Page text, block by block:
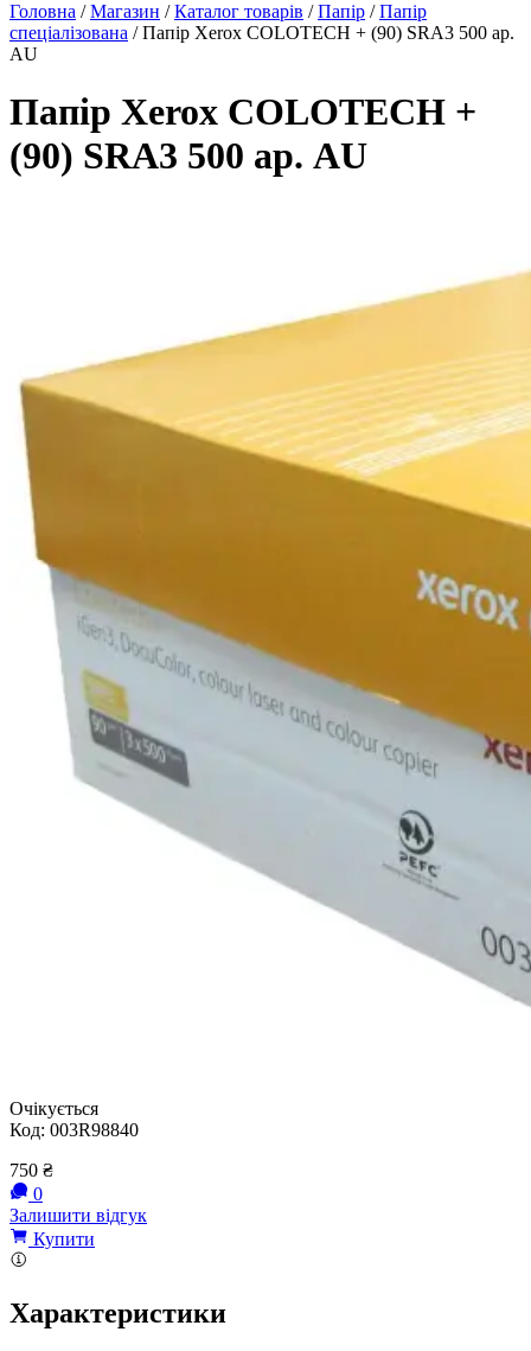
Головна /Магазин /Каталог товарів /Папір /Папір
спеціалізована / Папір Xerox COLOTECH + (90) SRA3 500 ар.
AU
Папір Xerox COLOTECH +
(90) SRA3 500 ар. AU
Очікується
Код: 003R98840
750 ₴
0
Залишити відгук
Купити
Характеристики